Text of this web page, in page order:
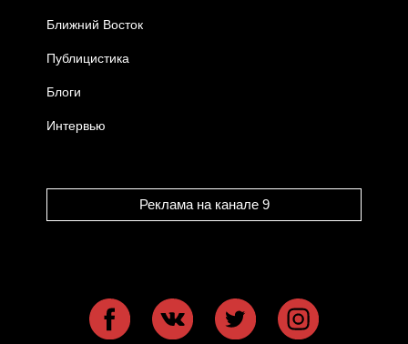
Ближний Восток
Публицистика
Блоги
Интервью
Реклама на канале 9